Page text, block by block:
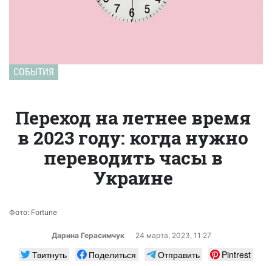
СОБЫТИЯ
Переход на летнее время
в 2023 году: когда нужно
переводить часы в
Украине
Фото: Fortune
Дарина Герасимчук 24 марта, 2023, 11:27
Твитнуть Поделиться Отправить
Pintrest